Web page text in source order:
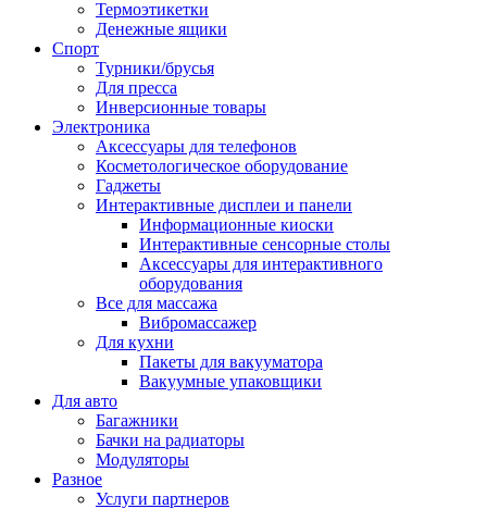
Термоэтикетки
Денежные ящики
Спорт
Турники/брусья
Для пресса
Инверсионные товары
Электроника
Аксессуары для телефонов
Косметологическое оборудование
Гаджеты
Интерактивные дисплеи и панели
Информационные киоски
Интерактивные сенсорные столы
Аксессуары для интерактивного
оборудования
Все для массажа
Вибромассажер
Для кухни
Пакеты для вакууматора
Вакуумные упаковщики
Для авто
Багажники
Бачки на радиаторы
Модуляторы
Разное
Услуги партнеров